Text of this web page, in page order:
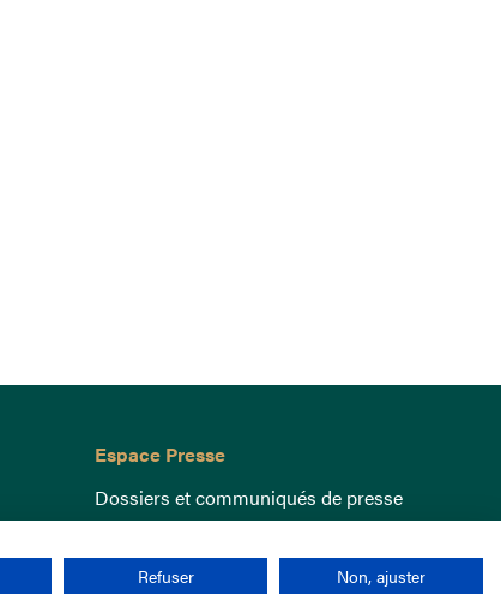
Espace Presse
Dossiers et communiqués de presse
Refuser Non, ajuster